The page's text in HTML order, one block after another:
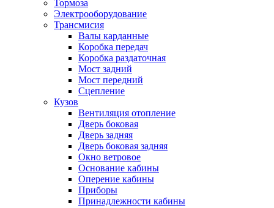
Тормоза
Электрооборудование
Трансмисия
Валы карданные
Коробка передач
Коробка раздаточная
Мост задний
Мост передний
Сцепление
Кузов
Вентиляция отопление
Дверь боковая
Дверь задняя
Дверь боковая задняя
Окно ветровое
Основание кабины
Оперение кабины
Приборы
Принадлежности кабины